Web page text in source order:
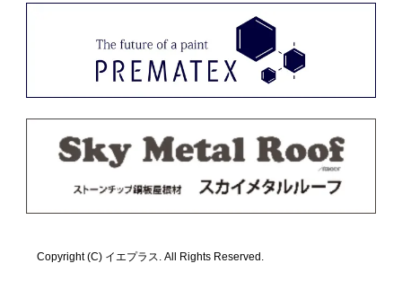
Copyright (C) イエプラス. All Rights Reserved.